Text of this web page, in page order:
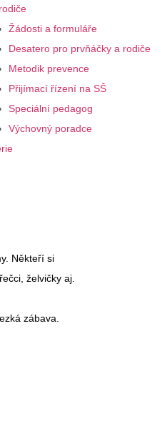
Žádosti a formuláře
Desatero pro prvňáčky a rodiče
Metodik prevence
Přijímací řízení na SŠ
Speciální pedagog
Výchovný poradce
Někteří si
želvičky aj.
zábava.